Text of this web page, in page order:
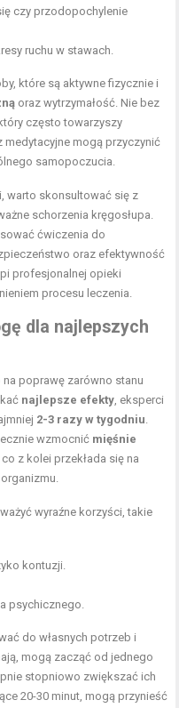
czy przodopochylenie
ruchu w stawach.
które są aktywne fizycznie i
oraz wytrzymałość. Nie bez
często towarzyszy
mogą przyczynić
samopoczucia.
warto skonsultować się z
schorzenia kręgosłupa.
ćwiczenia do
oraz efektywność
profesjonalnej opieki
procesu leczenia.
dla najlepszych
poprawę zarówno stanu
najlepsze efekty, eksperci
2-3 razy w tygodniu.
wzmocnić mięśnie
z kolei przekłada się na
wyraźne korzyści, takie
kontuzji.
psychicznego.
do własnych potrzeb i
mogą zacząć od jednego
stopniowo zwiększać ich
20-30 minut, mogą przynieść